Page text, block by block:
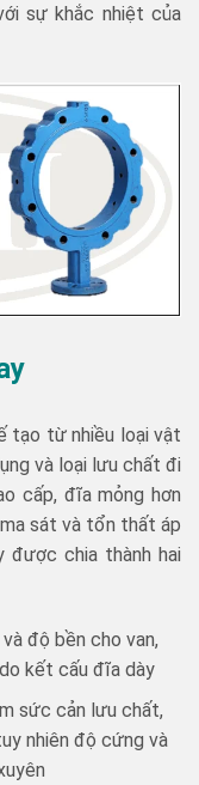
sự khắc nhiệt của
tạo từ nhiều loại vật
và loại lưu chất đi
cấp, đĩa mỏng hơn
sát và tổn thất áp
được chia thành hai
độ bền cho van,
kết cấu đĩa dày
sức cản lưu chất,
nhiên độ cứng và